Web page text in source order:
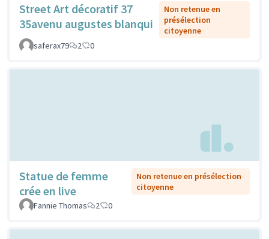
Street Art décoratif 37
35avenu augustes blanqui
Non retenue en
présélection
citoyenne
saferax79
2 0
Statue de femme
crée en live
Non retenue en présélection
citoyenne
Fannie Thomas
2 0